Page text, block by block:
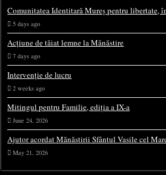
Comunitatea Identitară Mureș pentru libertate,
5 days ago
Acțiune de tăiat lemne la Mănăstire
7 days ago
Intervenție de lucru
2 weeks ago
Mitingul pentru Familie, ediția a IX-a
June 24, 2026
Ajutor acordat Mănăstirii Sfântul Vasile cel
May 21, 2026